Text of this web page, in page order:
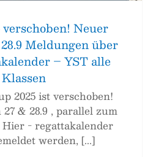
Neuer
Meldungen über
– YST alle
Klassen
2025 ist verschoben!
& 28.9 , parallel zum
Hier - regattakalender
werden, [...]